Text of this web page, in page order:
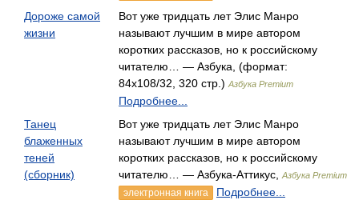
Дороже самой
жизни
Вот уже тридцать лет Элис Манро
называют лучшим в мире автором
коротких рассказов, но к российскому
читателю… — Азбука, (формат:
84x108/32, 320 стр.) Азбука Premium
Подробнее...
Танец
блаженных
теней
(сборник)
Вот уже тридцать лет Элис Манро
называют лучшим в мире автором
коротких рассказов, но к российскому
читателю… — Азбука-Аттикус,
Азбука Premium
электронная книга
Подробнее...